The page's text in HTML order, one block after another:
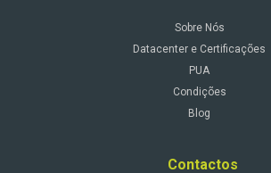
Sobre Nós
Datacenter e Certificações
PUA
Condições
Blog
Contactos